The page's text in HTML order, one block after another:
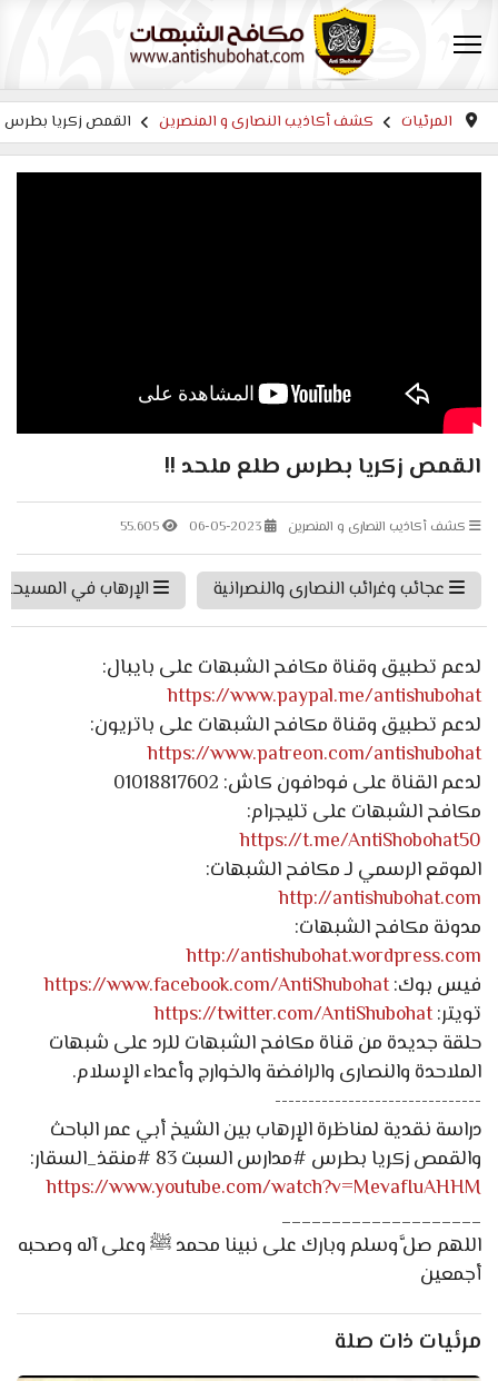
المرئيات كشف أكاذيب النصارى و المنصرين القمص زكريا بطرس
القمص زكريا بطرس طلع ملحد !!
كشف أكاذيب النصارى و المنصرين 06-05-2023
55.605
عجائب وغرائب النصارى والنصرانية الإرهاب في
لدعم تطبيق وقناة مكافح الشبهات على بايبال:
https://www.paypal.me/antishubohat
لدعم تطبيق وقناة مكافح الشبهات على باتريون:
https://www.patreon.com/antishubohat
لدعم القناة على فودافون كاش: 01018817602
مكافح الشبهات على تليجرام:
https://t.me/AntiShobohat50
الموقع الرسمي لـ مكافح الشبهات:
http://antishubohat.com
مدونة مكافح الشبهات:
http://antishubohat.wordpress.com
فيس بوك:https://www.facebook.com/AntiShubohat
تويتر:https://twitter.com/AntiShubohat
حلقة جديدة من قناة مكافح الشبهات للرد على شبهات
الملاحدة والنصارى والرافضة والخوارج وأعداء الإسلام.
-------------------------------
دراسة نقدية لمناظرة الإرهاب بين الشيخ أبي عمر الباحث
والقمص زكريا بطرس #مدارس السبت 83 #منقذ_السقار:
https://www.youtube.com/watch?v=MevafIuAHHM
____________________
اللهم صلَّ وسلم وبارك على نبينا محمد ﷺ وعلى آله وصحبه
أجمعين
مرئيات ذات صلة